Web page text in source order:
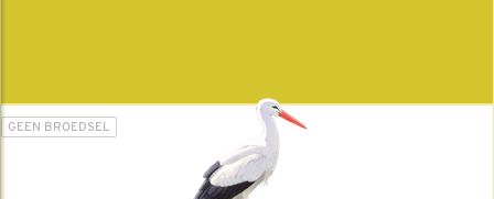
GEEN BROEDSEL